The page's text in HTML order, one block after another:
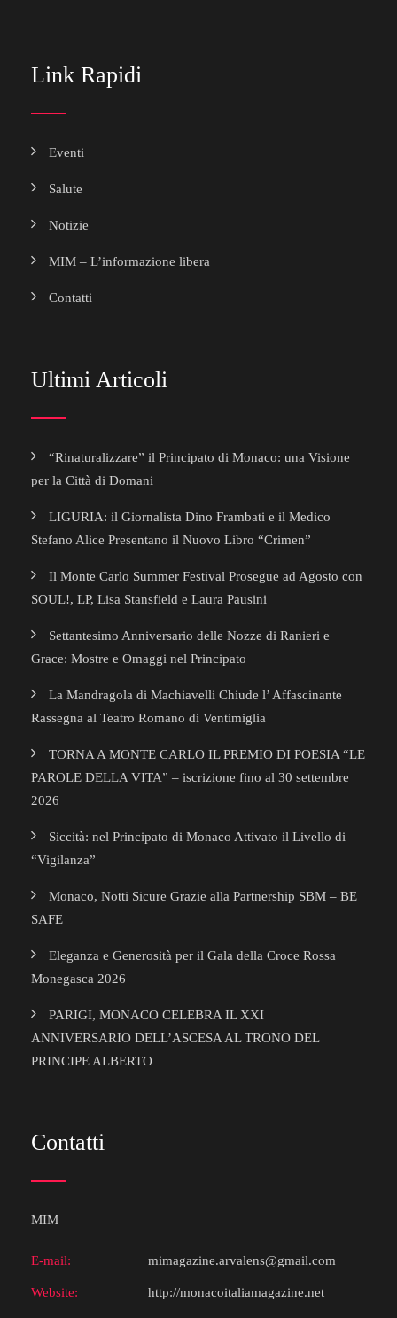
Link Rapidi
Eventi
Salute
Notizie
MIM – L’informazione libera
Contatti
Ultimi Articoli
“Rinaturalizzare” il Principato di Monaco: una Visione
per la Città di Domani
LIGURIA: il Giornalista Dino Frambati e il Medico
Stefano Alice Presentano il Nuovo Libro “Crimen”
Il Monte Carlo Summer Festival Prosegue ad Agosto con
SOUL!, LP, Lisa Stansfield e Laura Pausini
Settantesimo Anniversario delle Nozze di Ranieri e
Grace: Mostre e Omaggi nel Principato
La Mandragola di Machiavelli Chiude l’ Affascinante
Rassegna al Teatro Romano di Ventimiglia
TORNA A MONTE CARLO IL PREMIO DI POESIA “LE
PAROLE DELLA VITA” – iscrizione fino al 30 settembre
2026
Siccità: nel Principato di Monaco Attivato il Livello di
“Vigilanza”
Monaco, Notti Sicure Grazie alla Partnership SBM – BE
SAFE
Eleganza e Generosità per il Gala della Croce Rossa
Monegasca 2026
PARIGI, MONACO CELEBRA IL XXI
ANNIVERSARIO DELL’ASCESA AL TRONO DEL
PRINCIPE ALBERTO
Contatti
MIM
E-mail: mimagazine.arvalens@gmail.com
Website: http://monacoitaliamagazine.net